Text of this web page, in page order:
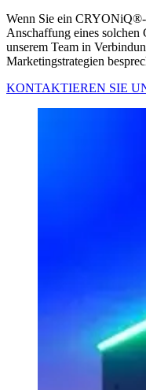
Wenn Sie ein CRYONiQ®-
Anschaffung eines solchen
unserem Team in
Marketingstrategien
KONTAKTIEREN SIE